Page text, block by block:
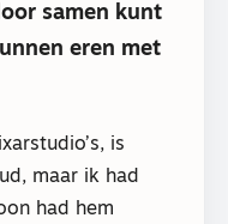
samen kunt
eren met
is
maar ik had
had hem